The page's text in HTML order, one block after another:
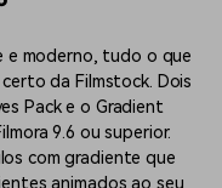
e moderno, tudo o que
da Filmstock. Dois
Pack e o Gradient
9.6 ou superior.
com gradiente que
animados ao seu